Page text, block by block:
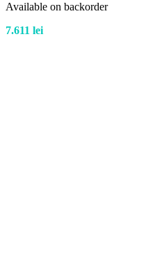
Available on backorder
7.611 lei